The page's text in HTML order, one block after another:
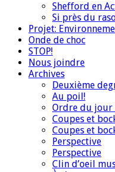
Shefford en
Si près du
Projet:
Onde de choc
STOP!
Nous joindre
Archives
Deuxième
Au poil!
Ordre du jour
Coupes et
Coupes et
Perspective
Perspective
Clin d’oeil